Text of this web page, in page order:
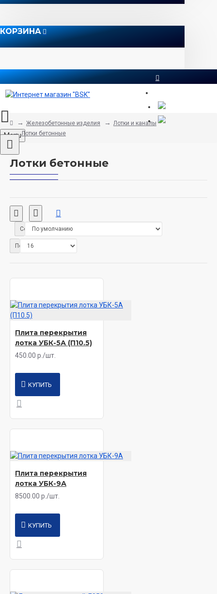
КОРЗИНА
Menu
Железобетонные изделия
Лотки и каналы
Лотки бетонные
Лотки бетонные
Сортировка:
Показать:
Плита перекрытия
лотка УБК-5А (П10.5)
450.00 р./шт.
КУПИТЬ
Плита перекрытия
лотка УБК-9А
8500.00 р./шт.
КУПИТЬ